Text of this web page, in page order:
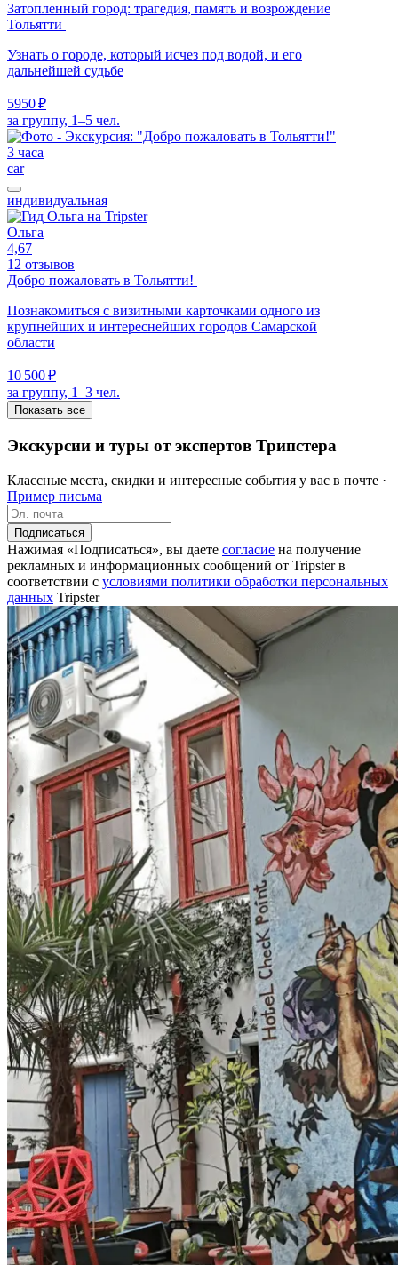
Затопленный город: трагедия, память и возрождение
Тольятти
Узнать о городе, который исчез под водой, и его
дальнейшей судьбе
5950 ₽
за группу, 1–5 чел.
3 часа
car
индивидуальная
Ольга
4,67
12 отзывов
Добро пожаловать в Тольятти!
Познакомиться с визитными карточками одного из
крупнейших и интереснейших городов Самарской
области
10 500 ₽
за группу, 1–3 чел.
Показать все
Экскурсии и туры от экспертов Трипстера
Классные места, скидки и интересные события у вас в почте ·
Пример письма
Подписаться
Нажимая «Подписаться», вы даете согласие на получение
рекламных и информационных сообщений от Tripster в
соответствии c условиями политики обработки персональных
данных Tripster